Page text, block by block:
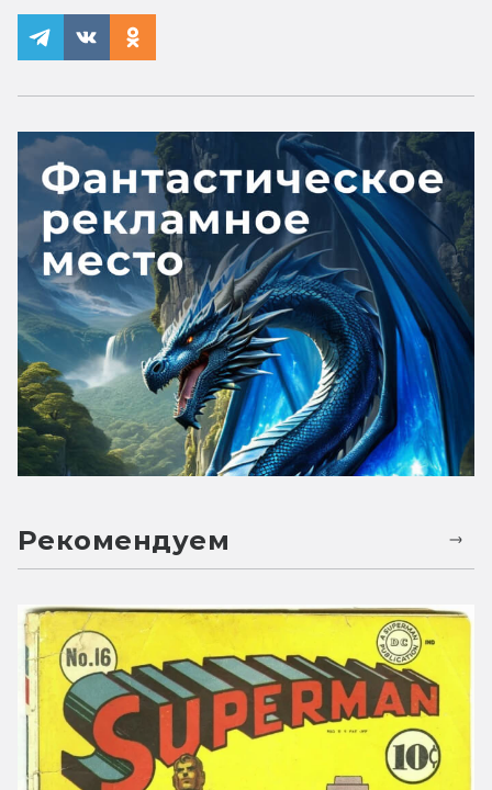
Рекомендуем